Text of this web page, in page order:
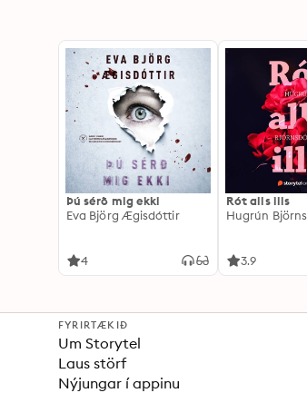
Þú sérð mig ekki
Eva Björg Ægisdóttir
4
Rót alls ills
Hugrún
3.9
FYRIRTÆKIÐ
Um Storytel
Laus störf
Nýjungar í appinu